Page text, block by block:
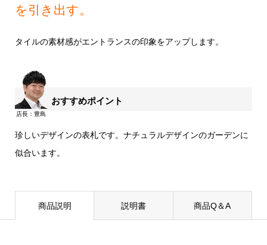
を引き出す。
タイルの素材感がエントランスの印象をアップします。
おすすめポイント
珍しいデザインの表札です。ナチュラルデザインのガーデンに
似合います。
商品説明 説明書 商品Q＆A